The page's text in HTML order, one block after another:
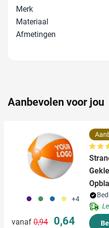
en om ons websiteverkeer
informatie over uw gebruik
partners voor social media,
partners kunnen deze
Merk
Materiaal
Afmetingen
Aanbevolen voor jou
024 004 005 006 +4
vanaf Normale prijs
0,94 Speciale prijs
0,64